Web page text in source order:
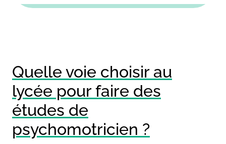
Quelle voie choisir au
lycée pour faire des
études de
psychomotricien ?